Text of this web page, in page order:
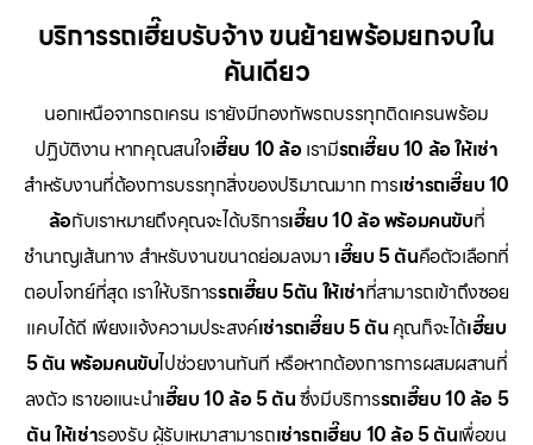
บริการรถเฮี๊ยบรับจ้าง ขนย้ายพร้อมยกจบใน
คันเดียว
นอกเหนือจากรถเครน เรายังมีกองทัพรถบรรทุกติดเครนพร้อม
ปฏิบัติงาน หากคุณสนใจเฮี๊ยบ 10 ล้อเรามีรถเฮี๊ยบ 10 ล้อ ให้เช่า
สำหรับงานที่ต้องการบรรทุกสิ่งของปริมาณมาก การเช่ารถเฮี๊ยบ 10
ล้อกับเราหมายถึงคุณจะได้บริการเฮี๊ยบ 10 ล้อ พร้อมคนขับที่
ชำนาญเส้นทาง สำหรับงานขนาดย่อมลงมา เฮี๊ยบ 5 ตันคือตัวเลือกที่
ตอบโจทย์ที่สุด เราให้บริการรถเฮี๊ยบ 5ตัน ให้เช่าที่สามารถเข้าถึงซอย
แคบได้ดี เพียงแจ้งความประสงค์เช่ารถเฮี๊ยบ 5 ตัน คุณก็จะได้เฮี๊ยบ
5 ตัน พร้อมคนขับไปช่วยงานทันที หรือหากต้องการการผสมผสานที่
ลงตัว เราขอแนะนำเฮี๊ยบ 10 ล้อ 5 ตันซึ่งมีบริการรถเฮี๊ยบ 10 ล้อ 5
ตัน ให้เช่ารองรับ ผู้รับเหมาสามารถเช่ารถเฮี๊ยบ 10 ล้อ 5 ตันเพื่อขน